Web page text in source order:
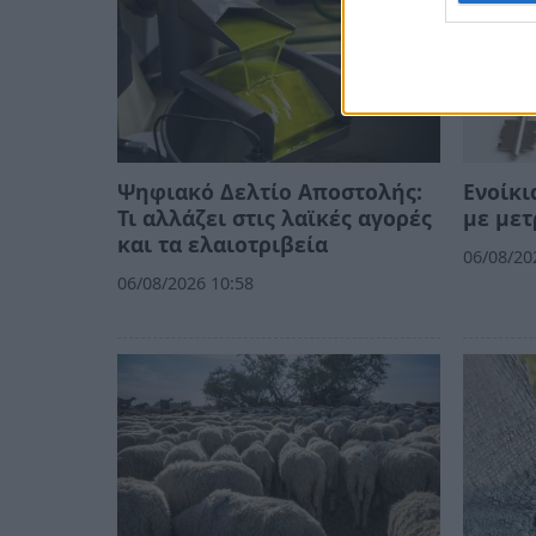
Ψηφιακό Δελτίο Αποστολής:
Τι αλλάζει στις λαϊκές αγορές
και τα ελαιοτριβεία
06/08/2026 10:58
με
06/08/